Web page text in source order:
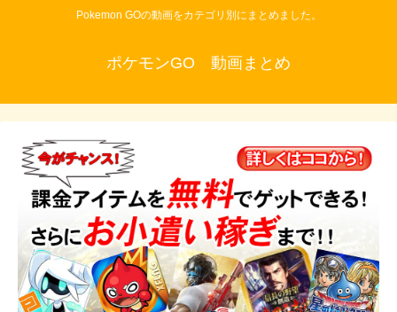
Pokemon GOの動画をカテゴリ別にまとめました。
ポケモンGO 動画まとめ